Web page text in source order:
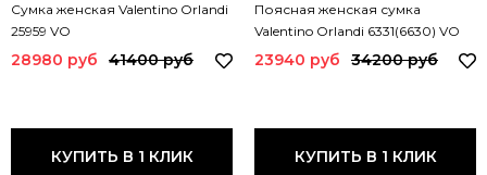
Сумка женская Valentino Orlandi
25959 VO
28980 руб 41400 руб
КУПИТЬ В 1 КЛИК
Поясная женская сумка
Valentino Orlandi 6331(6630) VO
23940 руб 34200 руб
КУПИТЬ В 1 КЛИК